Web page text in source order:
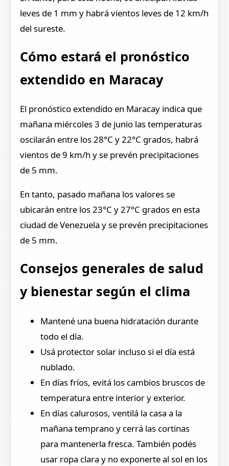
leves de 1 mm y habrá vientos leves de 12 km/h
del sureste.
Cómo estará el pronóstico
extendido en Maracay
El pronóstico extendido en Maracay indica que
mañana miércoles 3 de junio las temperaturas
oscilarán entre los 28°C y 22°C grados, habrá
vientos de 9 km/h y se prevén precipitaciones
de 5 mm.
En tanto, pasado mañana los valores se
ubicarán entre los 23°C y 27°C grados en esta
ciudad de Venezuela y se prevén precipitaciones
de 5 mm.
Consejos generales de salud
y bienestar según el clima
Mantené una buena hidratación durante
todo el día.
Usá protector solar incluso si el día está
nublado.
En días fríos, evitá los cambios bruscos de
temperatura entre interior y exterior.
En días calurosos, ventilá la casa a la
mañana temprano y cerrá las cortinas
para mantenerla fresca. También podés
usar ropa clara y no exponerte al sol en los